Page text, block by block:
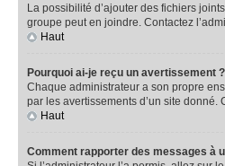
La possibilité d’ajouter des fichiers
groupe peut en joindre. Contactez
Haut
Pourquoi ai-je reçu un avertissement ?
Chaque administrateur a son propre
par les avertissements d’un site
Haut
Comment rapporter des messages à